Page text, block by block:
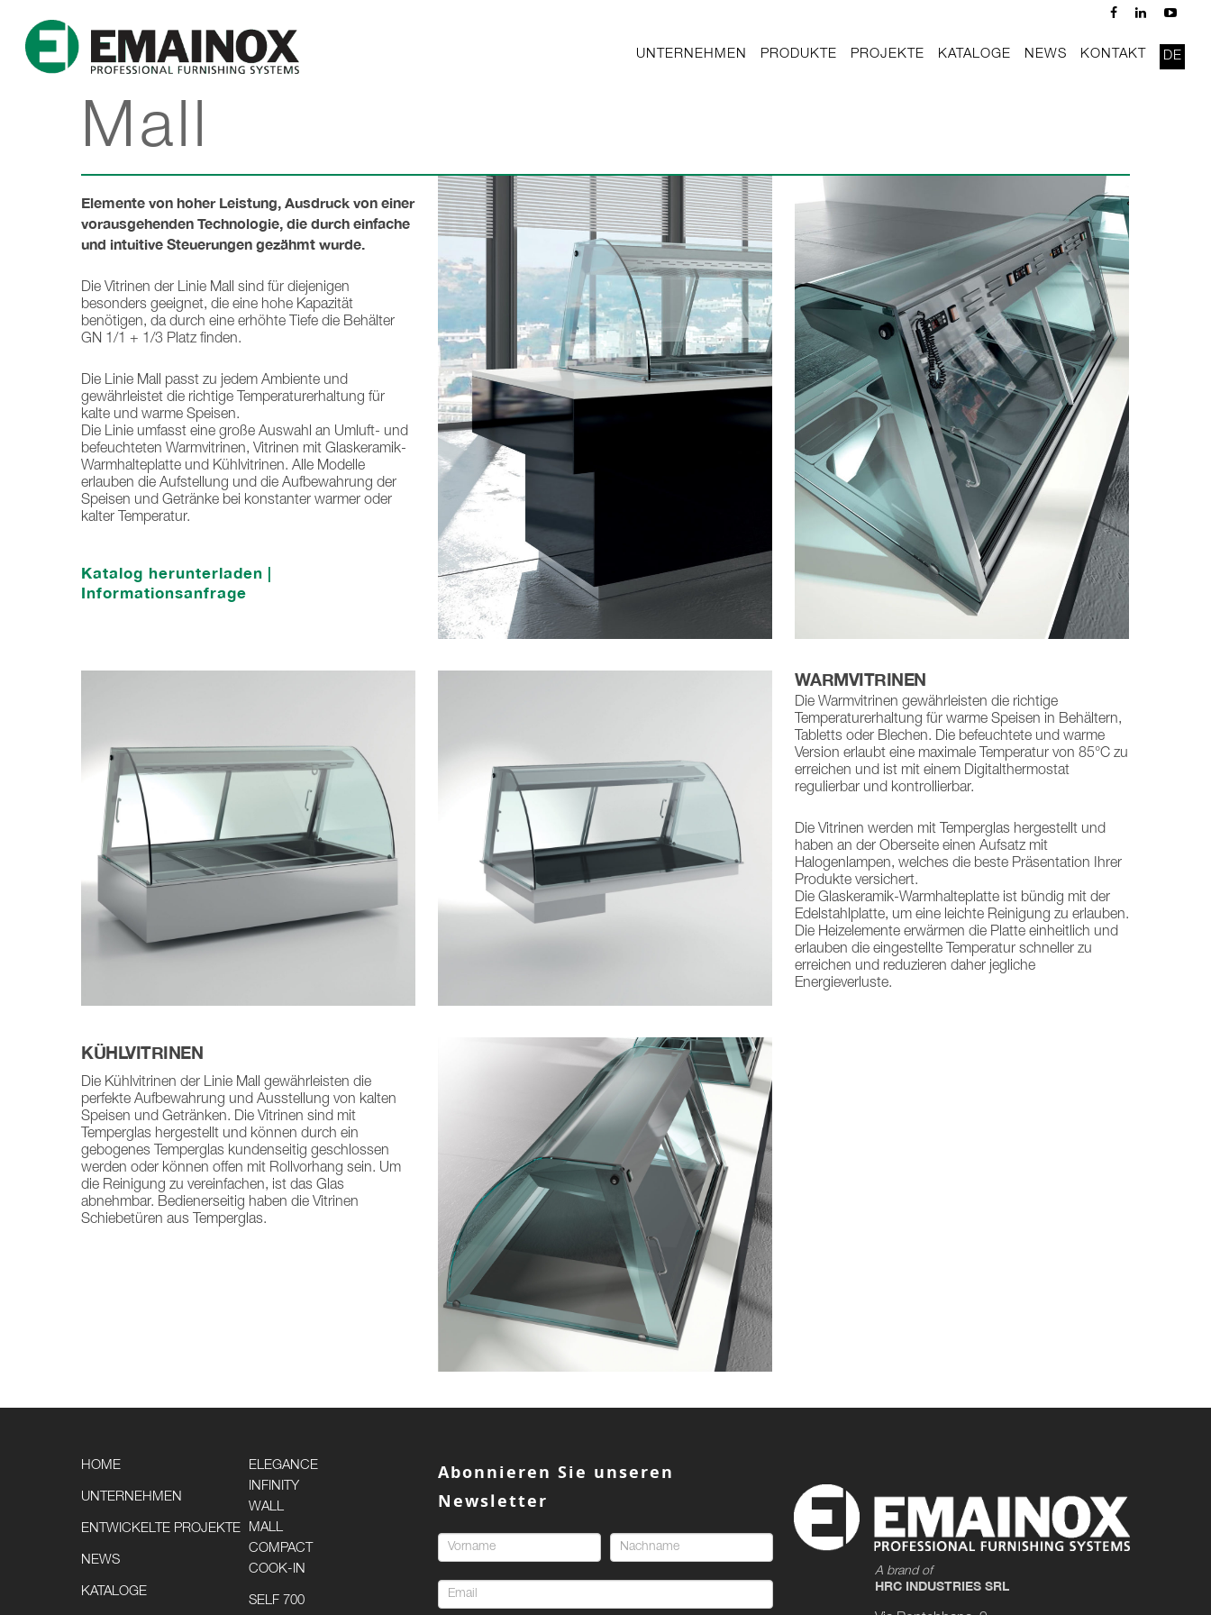
UNTERNEHMEN PRODUKTE PROJEKTE KATALOGE NEWS KONTAKT DE
Mall
Elemente von hoher Leistung, Ausdruck von einer
vorausgehenden Technologie, die durch einfache
und intuitive Steuerungen gezähmt wurde.
Die Vitrinen der Linie Mall sind für diejenigen
besonders geeignet, die eine hohe Kapazität
benötigen, da durch eine erhöhte Tiefe die Behälter
GN 1/1 + 1/3 Platz finden.
Die Linie Mall passt zu jedem Ambiente und
gewährleistet die richtige Temperaturerhaltung für
kalte und warme Speisen.
Die Linie umfasst eine große Auswahl an Umluft- und
befeuchteten Warmvitrinen, Vitrinen mit Glaskeramik-
Warmhalteplatte und Kühlvitrinen. Alle Modelle
erlauben die Aufstellung und die Aufbewahrung der
Speisen und Getränke bei konstanter warmer oder
kalter Temperatur.
Katalog herunterladen |
Informationsanfrage
WARMVITRINEN
Die Warmvitrinen gewährleisten die richtige
Temperaturerhaltung für warme Speisen in Behältern,
Tabletts oder Blechen. Die befeuchtete und warme
Version erlaubt eine maximale Temperatur von 85°C zu
erreichen und ist mit einem Digitalthermostat
regulierbar und kontrollierbar.
Die Vitrinen werden mit Temperglas hergestellt und
haben an der Oberseite einen Aufsatz mit
Halogenlampen, welches die beste Präsentation Ihrer
Produkte versichert.
Die Glaskeramik-Warmhalteplatte ist bündig mit der
Edelstahlplatte, um eine leichte Reinigung zu erlauben.
Die Heizelemente erwärmen die Platte einheitlich und
erlauben die eingestellte Temperatur schneller zu
erreichen und reduzieren daher jegliche
Energieverluste.
KÜHLVITRINEN
Die Kühlvitrinen der Linie Mall gewährleisten die
perfekte Aufbewahrung und Ausstellung von kalten
Speisen und Getränken. Die Vitrinen sind mit
Temperglas hergestellt und können durch ein
gebogenes Temperglas kundenseitig geschlossen
werden oder können offen mit Rollvorhang sein. Um
die Reinigung zu vereinfachen, ist das Glas
abnehmbar. Bedienerseitig haben die Vitrinen
Schiebetüren aus Temperglas.
HOME
UNTERNEHMEN
ENTWICKELTE PROJEKTE
NEWS
KATALOGE
ELEGANCE
INFINITY
WALL
MALL
COMPACT
COOK-IN
SELF 700
Abonnieren Sie unseren
Newsletter
A brand of
HRC INDUSTRIES SRL